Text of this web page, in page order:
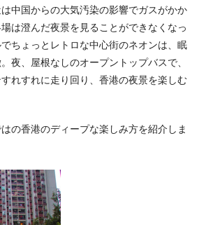
中国からの大気汚染の影響でガスがかか
は澄んだ夜景を見ることができなくなっ
ちょっとレトロな中心街のネオンは、眠
夜、屋根なしのオープントップバスで、
れすれに走り回り、香港の夜景を楽しむ
の香港のディープな楽しみ方を紹介しま